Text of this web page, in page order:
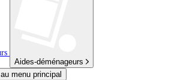
Aides-déménageurs
menu principal